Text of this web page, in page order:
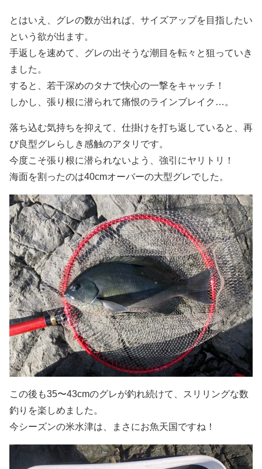
とはいえ、グレの数が出れば、サイズアップを目指したい
という欲が出ます。
手返しを速めて、グレの出そうな潮目を転々と狙っていき
ました。
すると、若干深めのタナで快心の一撃をキャッチ！
しかし、張り根に潜られて痛恨のラインブレイク…。
落ち込む気持ちを抑えて、仕掛けを打ち返していると、再
び良型グレらしき感触のアタリです。
今度こそ張り根に潜られないよう、強引にヤリトリ！
海面を割ったのは40cmオーバーの大型グレでした。
この後も35〜43cmのグレが釣れ続けて、スリリングな数
釣りを楽しめました。
今シーズンの米水津は、まさにお魚天国ですね！